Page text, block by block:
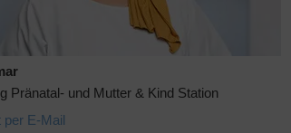
Pränatal- und Mutter & Kind Station
per E-Mail